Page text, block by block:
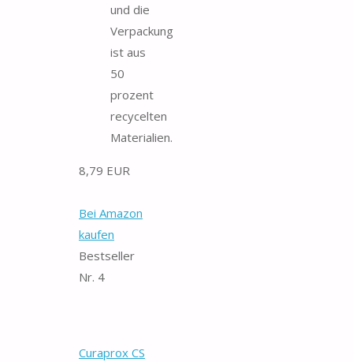
und die
Verpackung
ist aus
50
prozent
recycelten
Materialien.
8,79 EUR
Bei Amazon
kaufen
Bestseller
Nr. 4
Curaprox CS